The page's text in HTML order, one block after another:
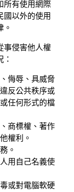
所有使用網際
國以外的使用
。
事侵害他人權
侮辱、具威脅
反公共秩序或
任何形式的檔
商標權、著作
權利。
。
用自己名義使
或對電腦軟硬